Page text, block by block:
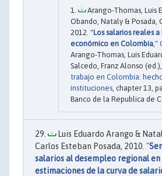
Arango-Thomas, Luis
Obando, Nataly & Posada,
2012. "Los salarios reales
económico en Colombia ,"
Arango-Thomas, Luis
Salcedo, Franz Alonso (ed.),
trabajo en Colombia:
instituciones , chapter 13,
Banco de la Republica de
Luis Eduardo Arango &
Carlos Esteban Posada, 2010. "
salarios al desempleo regional en
estimaciones de la curva de